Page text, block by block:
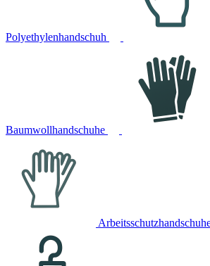
Polyethylenhandschuh
Baumwollhandschuhe